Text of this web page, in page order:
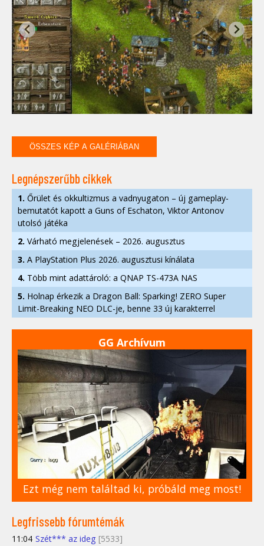
ÖSSZES KÉP A GALÉRIÁBAN
Legnépszerűbb cikkek
1. Őrület és okkultizmus a vadnyugaton – új gameplay-
bemutatót kapott a Guns of Eschaton, Viktor Antonov
utolsó játéka
2. Várható megjelenések – 2026. augusztus
3. A PlayStation Plus 2026. augusztusi kínálata
4. Több mint adattároló: a QNAP TS-473A NAS
5. Holnap érkezik a Dragon Ball: Sparking! ZERO Super
Limit-Breaking NEO DLC-je, benne 33 új karakterrel
GG Archívum
Ezt még nem találtad ki, próbáld meg most!
Legfrissebb fórumtémák
11:04 Szét*** az ideg [5533]